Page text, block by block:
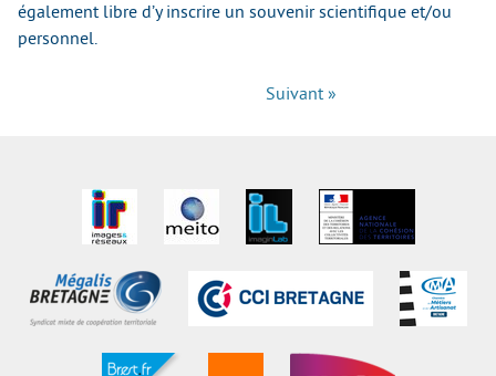
également libre d’y inscrire un souvenir scientifique et/ou
personnel.
Suivant »